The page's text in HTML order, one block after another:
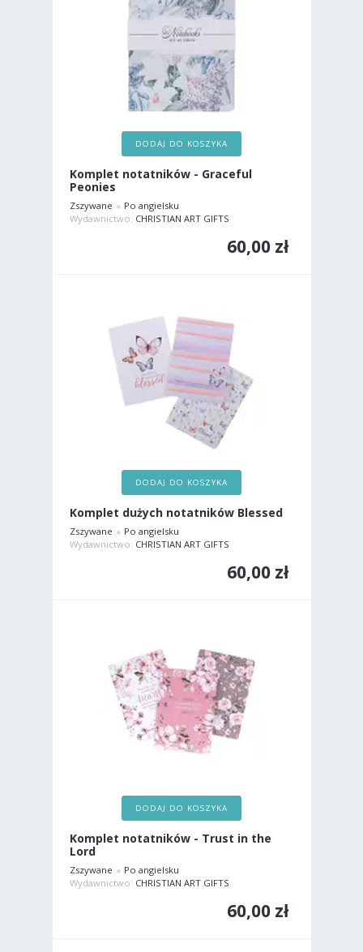
DODAJ DO KOSZYKA
Komplet notatników - Graceful
Peonies
Zszywane
Po angielsku
Wydawnictwo: CHRISTIAN ART GIFTS
60,00 zł
DODAJ DO KOSZYKA
Komplet dużych notatników Blessed
Zszywane
Po angielsku
Wydawnictwo: CHRISTIAN ART GIFTS
60,00 zł
DODAJ DO KOSZYKA
Komplet notatników - Trust in the
Lord
Zszywane
Po angielsku
Wydawnictwo: CHRISTIAN ART GIFTS
60,00 zł